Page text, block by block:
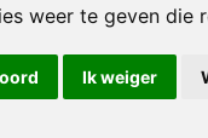
weer te geven die
Ik weiger
©